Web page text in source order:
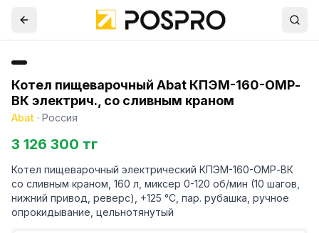
Котел пищеварочный Abat КПЭМ-160-ОМР-
ВК электрич., со сливным краном
Abat · Россия
3 126 300 тг
Котел пищеварочный электрический КПЭМ-160-ОМР-ВК
со сливным краном, 160 л, миксер 0-120 об/мин (10 шагов,
нижний привод, реверс), +125 °С, пар. рубашка, ручное
опрокидывание, цельнотянутый